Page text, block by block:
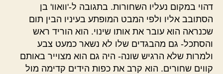
דהוי במקום נעליו השחורות. בתגובה ל-'וואוו' בן
הסתובב אליו ולפי המבט המופתע בעיניו הבין תום
שכנראה הוא עובר את אותו שינוי. הוא הוריד ראש
והסתכל- גם מהבגדים שלו לא נשאר כמעט צבע
ולמרות שלא הרגיש שונה- היה גם הוא מצוייר באותם
קווים שחורים. הוא קרב את כפות הידים קדימה מול